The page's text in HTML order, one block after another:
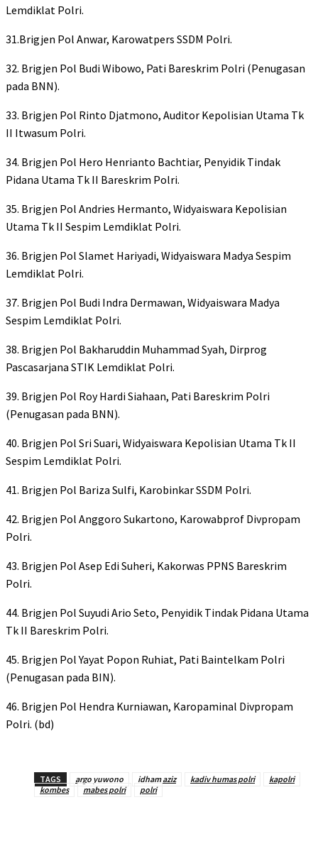
Lemdiklat Polri.
31.Brigjen Pol Anwar, Karowatpers SSDM Polri.
32. Brigjen Pol Budi Wibowo, Pati Bareskrim Polri (Penugasan
pada BNN).
33. Brigjen Pol Rinto Djatmono, Auditor Kepolisian Utama Tk
II Itwasum Polri.
34. Brigjen Pol Hero Henrianto Bachtiar, Penyidik Tindak
Pidana Utama Tk II Bareskrim Polri.
35. Brigjen Pol Andries Hermanto, Widyaiswara Kepolisian
Utama Tk II Sespim Lemdiklat Polri.
36. Brigjen Pol Slamet Hariyadi, Widyaiswara Madya Sespim
Lemdiklat Polri.
37. Brigjen Pol Budi Indra Dermawan, Widyaiswara Madya
Sespim Lemdiklat Polri.
38. Brigjen Pol Bakharuddin Muhammad Syah, Dirprog
Pascasarjana STIK Lemdiklat Polri.
39. Brigjen Pol Roy Hardi Siahaan, Pati Bareskrim Polri
(Penugasan pada BNN).
40. Brigjen Pol Sri Suari, Widyaiswara Kepolisian Utama Tk II
Sespim Lemdiklat Polri.
41. Brigjen Pol Bariza Sulfi, Karobinkar SSDM Polri.
42. Brigjen Pol Anggoro Sukartono, Karowabprof Divpropam
Polri.
43. Brigjen Pol Asep Edi Suheri, Kakorwas PPNS Bareskrim
Polri.
44. Brigjen Pol Suyudi Ario Seto, Penyidik Tindak Pidana Utama
Tk II Bareskrim Polri.
45. Brigjen Pol Yayat Popon Ruhiat, Pati Baintelkam Polri
(Penugasan pada BIN).
46. Brigjen Pol Hendra Kurniawan, Karopaminal Divpropam
Polri. (bd)
TAGS argo yuwono idham aziz kadiv humas polri
kapolri
kombes
mabes polri polri